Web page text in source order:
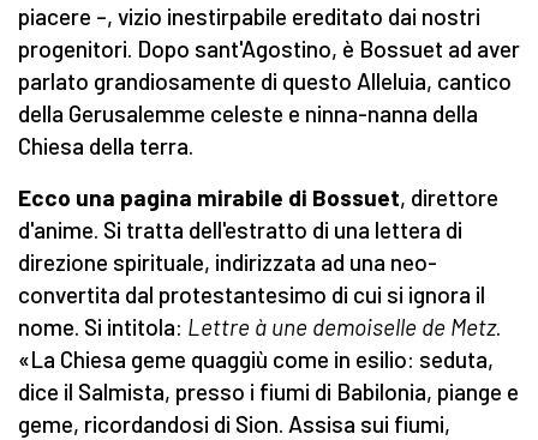
piacere –, vizio inestirpabile ereditato dai nostri
progenitori. Dopo sant'Agostino, è Bossuet ad aver
parlato grandiosamente di questo Alleluia, cantico
della Gerusalemme celeste e ninna-nanna della
Chiesa della terra.
Ecco una pagina mirabile di Bossuet, direttore
d'anime. Si tratta dell'estratto di una lettera di
direzione spirituale, indirizzata ad una neo-
convertita dal protestantesimo di cui si ignora il
nome. Si intitola: Lettre à une demoiselle de Metz.
«La Chiesa geme quaggiù come in esilio: seduta,
dice il Salmista, presso i fiumi di Babilonia, piange e
geme, ricordandosi di Sion. Assisa sui fiumi,